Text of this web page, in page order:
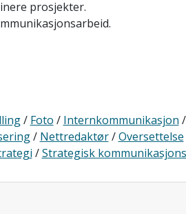
prosjekter.
/ Foto / Internkommunikasjon /
/ Nettredaktør/Oversettelse
/Strategisk